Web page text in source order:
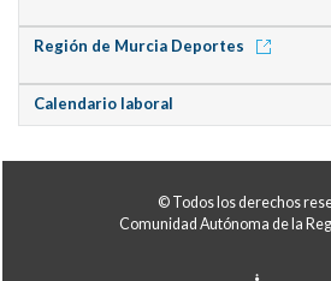
Región de Murcia Deportes
Calendario laboral
© Todos los derechos
Comunidad Autónoma de la